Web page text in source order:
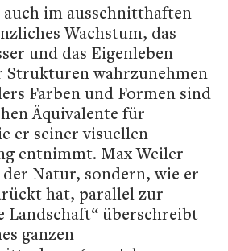
im ausschnitthaften
Wachstum, das
und das Eigenleben
Strukturen wahrzunehmen
Farben und Formen sind
Äquivalente für
er seiner visuellen
entnimmt. Max Weiler
Natur, sondern, wie er
hat, parallel zur
Landschaft“ überschreibt
ganzen